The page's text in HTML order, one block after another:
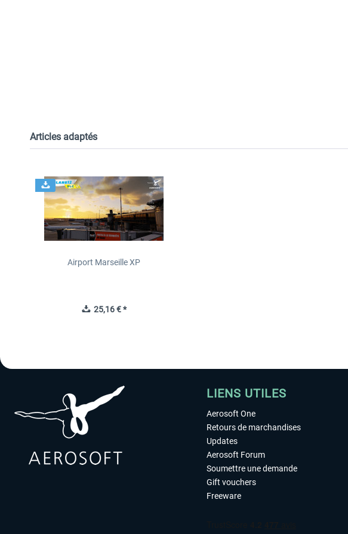
Articles adaptés
Airport Marseille XP
25,16 € *
LIENS UTILES
Aerosoft One
Retours de marchandises
Updates
Aerosoft Forum
Soumettre une demande
Gift vouchers
Freeware